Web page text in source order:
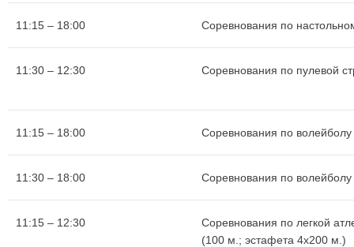
11:15 – 18:00 Соревнования по
11:30 – 12:30 Соревнования по пулевой
11:15 – 18:00 Соревнования по
11:30 – 18:00 Соревнования по
11:15 – 12:30
Соревнования по легкой
(100 м.; эстафета 4х200 м.)